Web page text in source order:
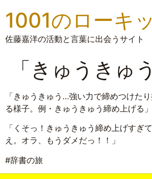
1001のローキ
佐藤嘉洋の活動と言葉に出会うサイト
「きゅうきゅう
「きゅうきゅう…強い力で締めつけた
る様子。例・きゅうきゅう締め上げる」
「くそっ！きゅうきゅう締め上げすぎ
え。オラ、もうダメだっ！！」
#辞書の旅